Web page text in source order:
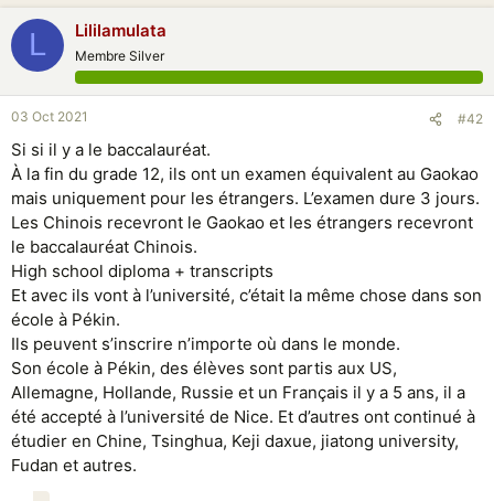
L Lililamulata
Membre Silver
03 Oct 2021 #42
Si si il y a le baccalauréat.
À la fin du grade 12, ils ont un examen équivalent au Gaokao
mais uniquement pour les étrangers. L’examen dure 3 jours.
Les Chinois recevront le Gaokao et les étrangers recevront
le baccalauréat Chinois.
High school diploma + transcripts
Et avec ils vont à l’université, c’était la même chose dans son
école à Pékin.
Ils peuvent s’inscrire n’importe où dans le monde.
Son école à Pékin, des élèves sont partis aux US,
Allemagne, Hollande, Russie et un Français il y a 5 ans, il a
été accepté à l’université de Nice. Et d’autres ont continué à
étudier en Chine, Tsinghua, Keji daxue, jiatong university,
Fudan et autres.